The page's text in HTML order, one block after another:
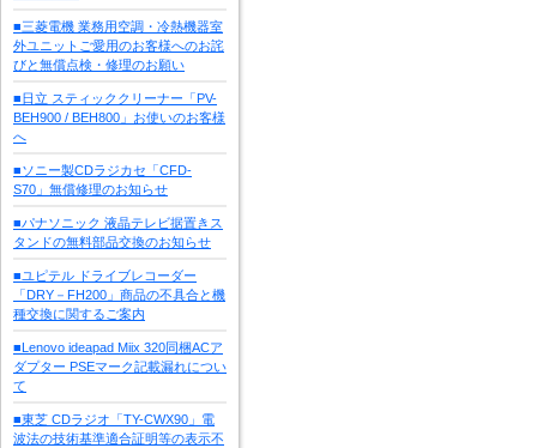
■三菱電機 業務用空調・冷熱機器室
外ユニットご愛用のお客様へのお詫
びと無償点検・修理のお願い
■日立 スティッククリーナー「PV-
BEH900 / BEH800」お使いのお客様
へ
■ソニー製CDラジカセ「CFD-
S70」無償修理のお知らせ
■パナソニック 液晶テレビ据置きス
タンドの無料部品交換のお知らせ
■ユピテル ドライブレコーダー
「DRY－FH200」商品の不具合と機
種交換に関するご案内
■Lenovo ideapad Miix 320同梱ACア
ダプター PSEマーク記載漏れについ
て
■東芝 CDラジオ「TY-CWX90」電
波法の技術基準適合証明等の表示不